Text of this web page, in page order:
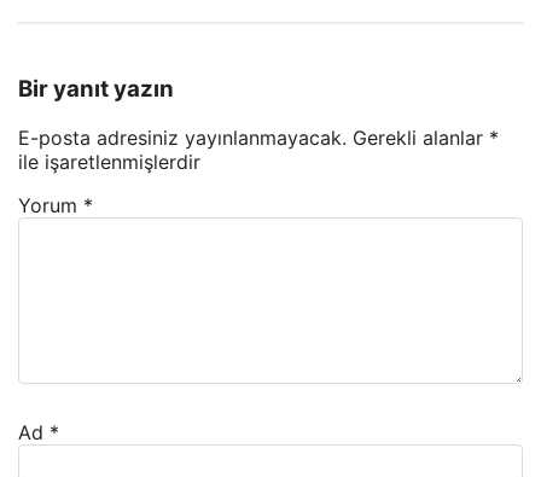
Bir yanıt yazın
E-posta adresiniz yayınlanmayacak. Gerekli alanlar *
ile işaretlenmişlerdir
Yorum *
Ad *